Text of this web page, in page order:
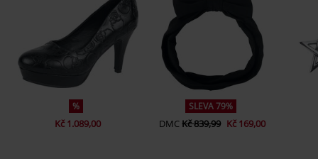
%
Kč 1.089,00
SLEVA 79%
DMCKč 839,99 Kč 169,00